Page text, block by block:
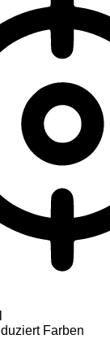
Farben